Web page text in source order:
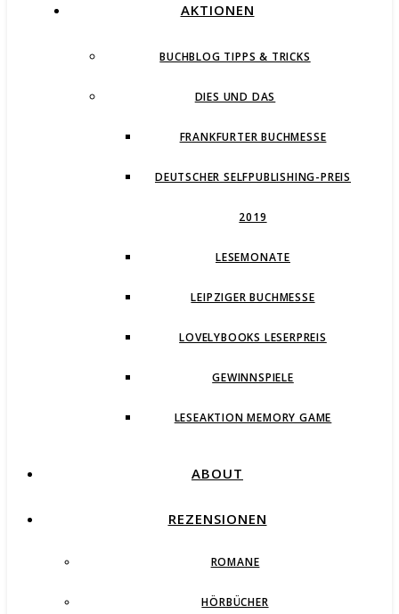
AKTIONEN
BUCHBLOG TIPPS & TRICKS
DIES UND DAS
FRANKFURTER BUCHMESSE
DEUTSCHER SELFPUBLISHING-PREIS
2019
LESEMONATE
LEIPZIGER BUCHMESSE
LOVELYBOOKS LESERPREIS
GEWINNSPIELE
LESEAKTION MEMORY GAME
ABOUT
REZENSIONEN
ROMANE
HÖRBÜCHER